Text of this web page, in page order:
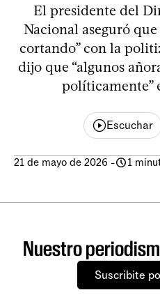
El presidente del
Nacional aseguró
cortando” con la
dijo que “algunos
políticamente”
Escuchar
21 de mayo de 2026 - 1
Nuestro
Suscribite